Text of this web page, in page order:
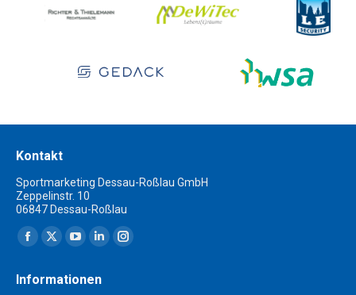
Kontakt
Sportmarketing Dessau-Roßlau GmbH
Zeppelinstr. 10
06847 Dessau-Roßlau
Finden Sie uns auf:
Facebook
opens
X
opens
YouTube
opens
Linkedin
opens
Instagram
Informationen